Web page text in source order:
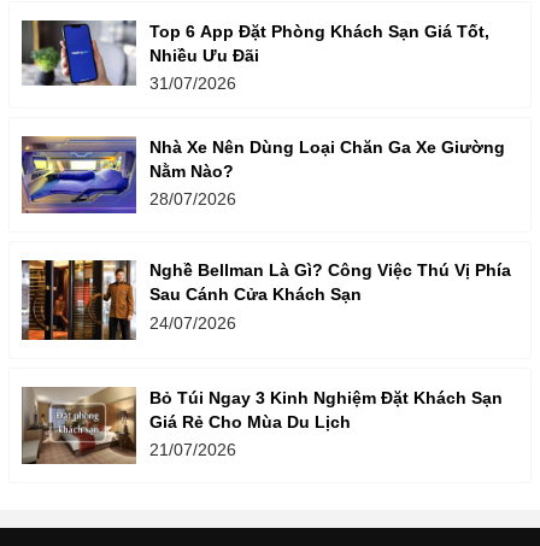
Top 6 App Đặt Phòng Khách Sạn Giá Tốt,
Nhiều Ưu Đãi
31/07/2026
Nhà Xe Nên Dùng Loại Chăn Ga Xe Giường
Nằm Nào?
28/07/2026
Nghề Bellman Là Gì? Công Việc Thú Vị Phía
Sau Cánh Cửa Khách Sạn
24/07/2026
Bỏ Túi Ngay 3 Kinh Nghiệm Đặt Khách Sạn
Giá Rẻ Cho Mùa Du Lịch
21/07/2026